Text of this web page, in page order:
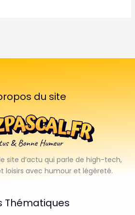
du site
site d’actu qui parle de high-tech,
loisirs avec humour et légèreté.
Thématiques